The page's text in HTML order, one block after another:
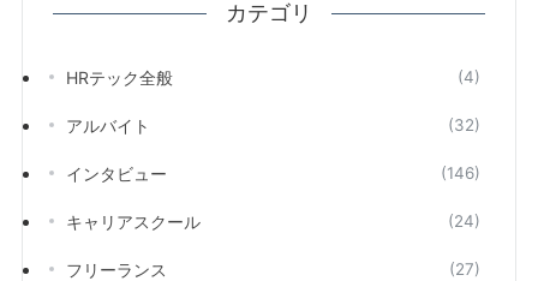
カテゴリ
HRテック全般 (4)
アルバイト (32)
インタビュー (146)
キャリアスクール (24)
フリーランス (27)